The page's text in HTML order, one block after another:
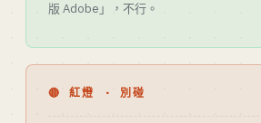
版 Adobe」，不行。
🔴 紅燈 · 別碰